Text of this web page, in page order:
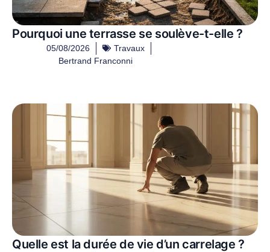
Pourquoi une terrasse se soulève-t-elle ?
05/08/2026
Travaux
Bertrand Franconni
Quelle est la durée de vie d’un carrelage ?